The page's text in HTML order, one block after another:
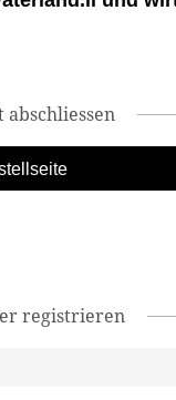
abschliessen
registrieren